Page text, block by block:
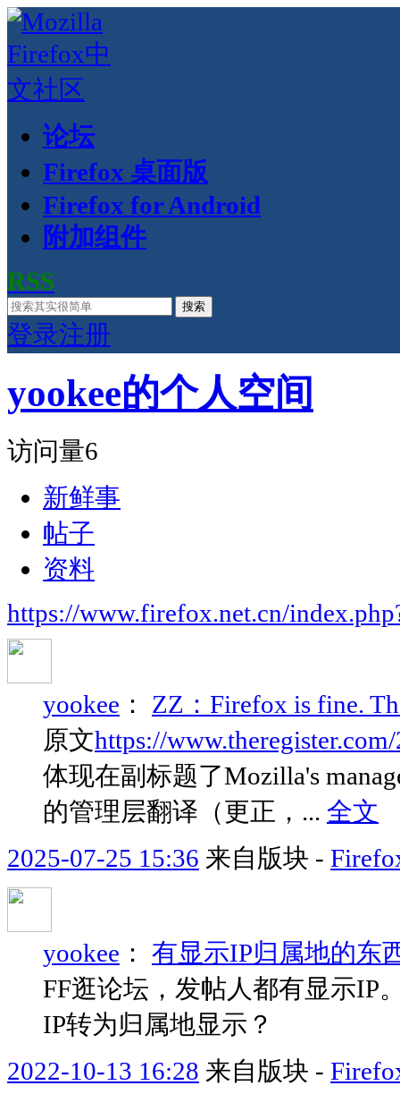
论坛
Firefox 桌面版
Firefox for Android
附加组件
RSS
搜索
登录注册
yookee的个人空间
访问量6
新鲜事
帖子
资料
https://www.firefox.net.cn/
yookee ： ZZ：Firefox is fine.
原文https://
体现在副标题了Mozilla's
的管理层翻译（更正，... 全文
2025-07-25 15:36 来自版块 -
yookee ： 有显示IP归属地的东
FF逛论坛，发帖人都有显示IP
IP转为归属地显示？
2022-10-13 16:28 来自版块 -